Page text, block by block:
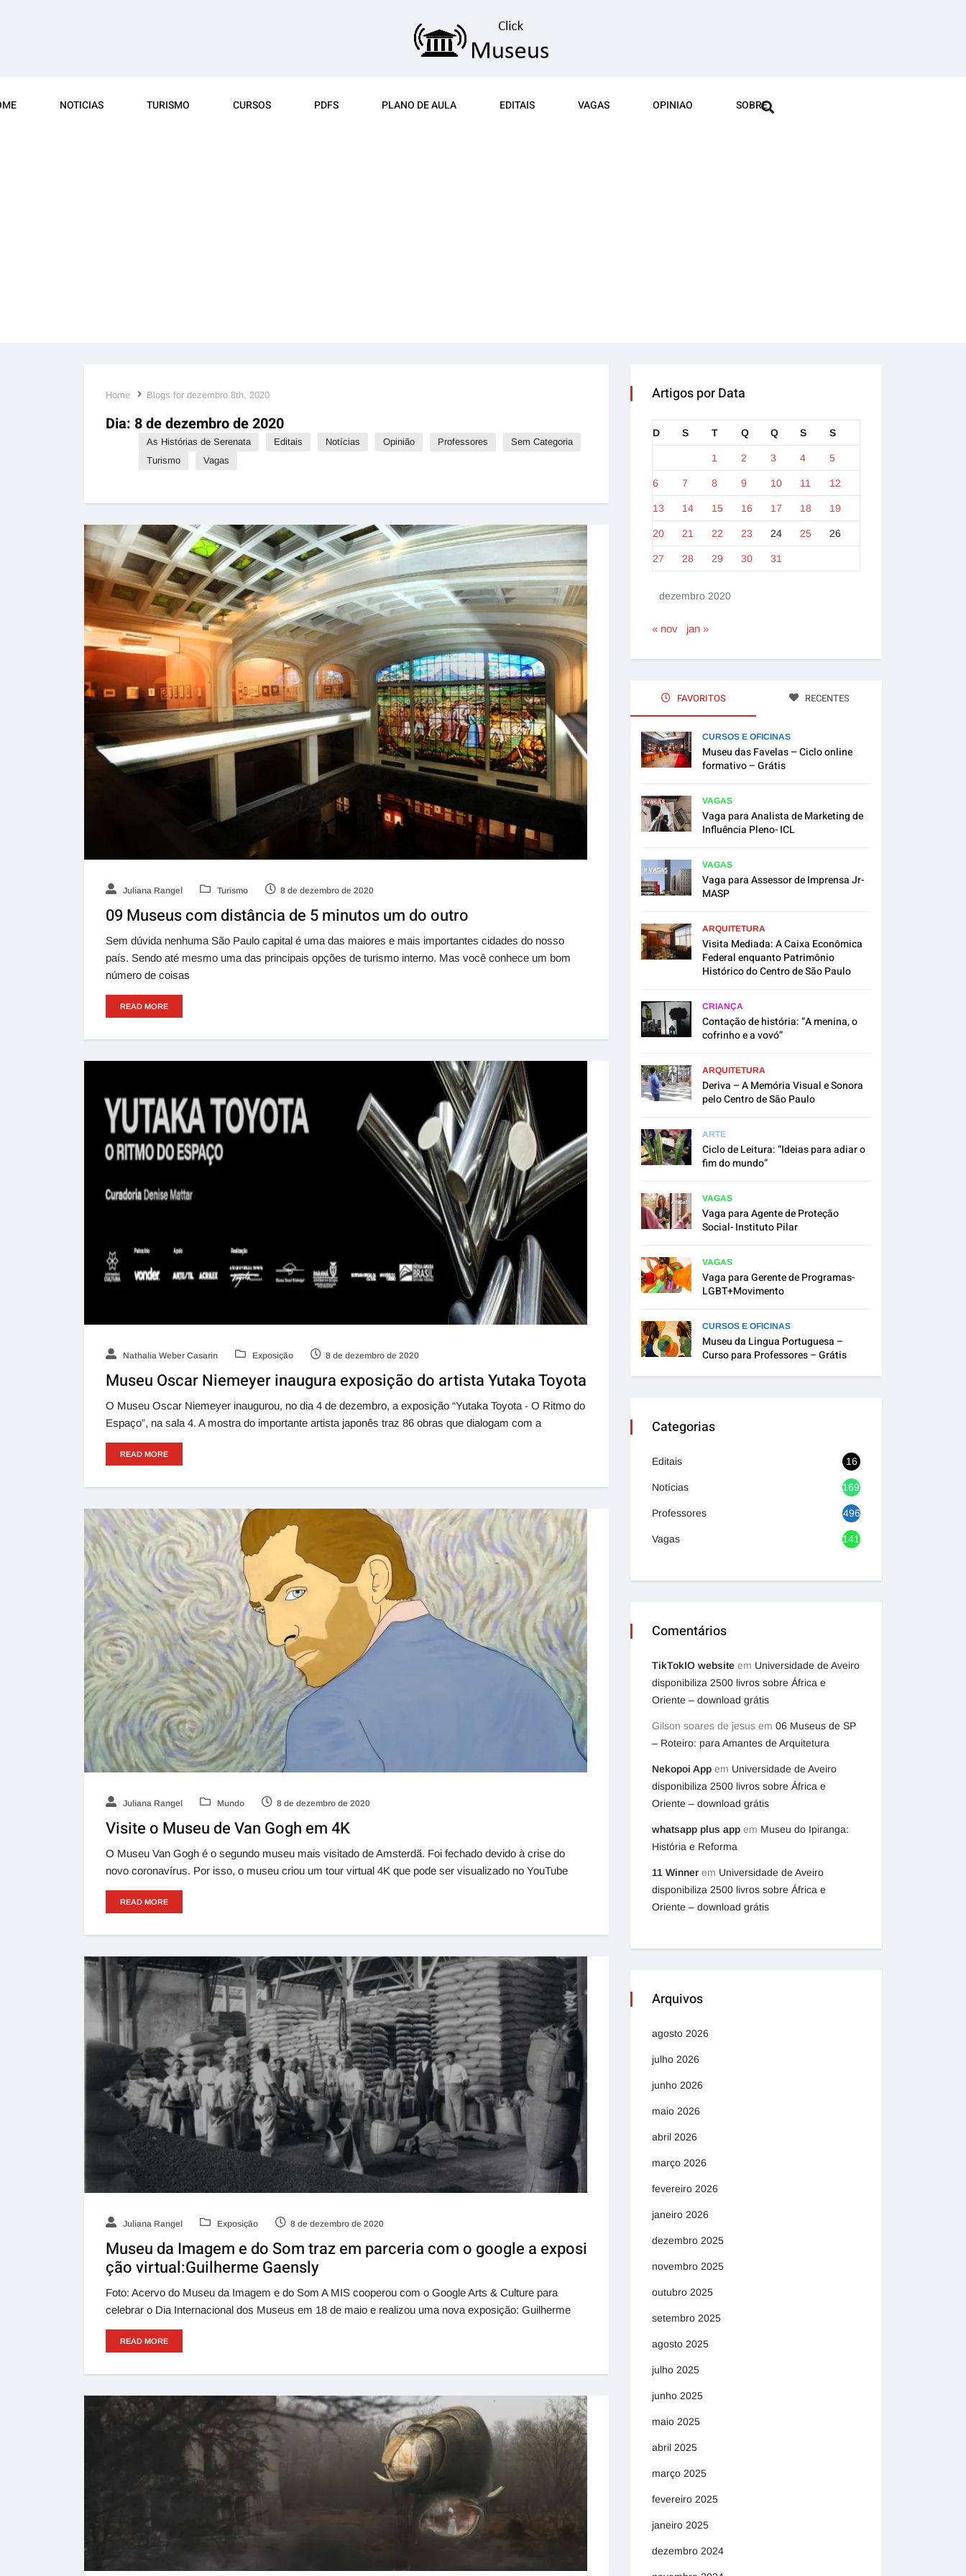
NOTICIAS TURISMO CURSOS PDFS PLANO DE AULA EDITAIS VAGAS OPINIAO SOBRE
Home Blogs for dezembro 8th, 2020
Dia: 8 de dezembro de 2020
As Histórias de Serenata Editais Notícias Opinião Professores
Sem Categoria
Turismo
Vagas
Juliana Rangel Turismo 8 de dezembro de 2020
09 Museus com distância de 5 minutos um do outro
Sem dúvida nenhuma São Paulo capital é uma das maiores e mais importantes cidades do nosso
país. Sendo até mesmo uma das principais opções de turismo interno. Mas você conhece um bom
número de coisas
READ MORE
Nathalia Weber Casarin Exposição 8 de dezembro de 2020
Museu Oscar Niemeyer inaugura exposição do artista Yutaka Toyota
O Museu Oscar Niemeyer inaugurou, no dia 4 de dezembro, a exposição “Yutaka Toyota - O Ritmo do
Espaço”, na sala 4. A mostra do importante artista japonês traz 86 obras que dialogam com a
READ MORE
Juliana Rangel Mundo 8 de dezembro de 2020
Visite o Museu de Van Gogh em 4K
O Museu Van Gogh é o segundo museu mais visitado de Amsterdã. Foi fechado devido à crise do
novo coronavírus. Por isso, o museu criou um tour virtual 4K que pode ser visualizado no YouTube
READ MORE
Juliana Rangel Exposição 8 de dezembro de 2020
Museu da Imagem e do Som traz em parceria com o google a exposi
ção virtual:Guilherme Gaensly
Foto: Acervo do Museu da Imagem e do Som A MIS cooperou com o Google Arts & Culture para
celebrar o Dia Internacional dos Museus em 18 de maio e realizou uma nova exposição: Guilherme
READ MORE
Artigos por Data
dezembro 2020
D S T Q Q S S
1 2 3 4 5
6 7 8 9 10 11 12
13 14 15 16 17 18 19
20 21 22 23 24 25 26
27 28 29 30 31
« nov jan »
FAVORITOS RECENTES
CURSOS E OFICINAS
Museu das Favelas – Ciclo online
formativo – Grátis
VAGAS
Vaga para Analista de Marketing de
Influência Pleno- ICL
VAGAS
Vaga para Assessor de Imprensa Jr-
MASP
ARQUITETURA
Visita Mediada: A Caixa Econômica
Federal enquanto Patrimônio
Histórico do Centro de São Paulo
CRIANÇA
Contação de história: “A menina, o
cofrinho e a vovó”
ARQUITETURA
Deriva – A Memória Visual e Sonora
pelo Centro de São Paulo
ARTE
Ciclo de Leitura: “Ideias para adiar o
fim do mundo”
VAGAS
Vaga para Agente de Proteção
Social- Instituto Pilar
VAGAS
Vaga para Gerente de Programas-
LGBT+Movimento
CURSOS E OFICINAS
Museu da Lingua Portuguesa –
Curso para Professores – Grátis
Categorias
Editais 16
Notícias 1692
Professores 496
Vagas 1416
Comentários
TikTokIO website em Universidade de Aveiro
disponibiliza 2500 livros sobre África e
Oriente – download grátis
Gilson soares de jesus em 06 Museus de SP
– Roteiro: para Amantes de Arquitetura
Nekopoi App em Universidade de Aveiro
disponibiliza 2500 livros sobre África e
Oriente – download grátis
whatsapp plus app em Museu do Ipiranga:
História e Reforma
11 Winner em Universidade de Aveiro
disponibiliza 2500 livros sobre África e
Oriente – download grátis
Arquivos
agosto 2026
julho 2026
junho 2026
maio 2026
abril 2026
março 2026
fevereiro 2026
janeiro 2026
dezembro 2025
novembro 2025
outubro 2025
setembro 2025
agosto 2025
julho 2025
junho 2025
maio 2025
abril 2025
março 2025
fevereiro 2025
janeiro 2025
dezembro 2024